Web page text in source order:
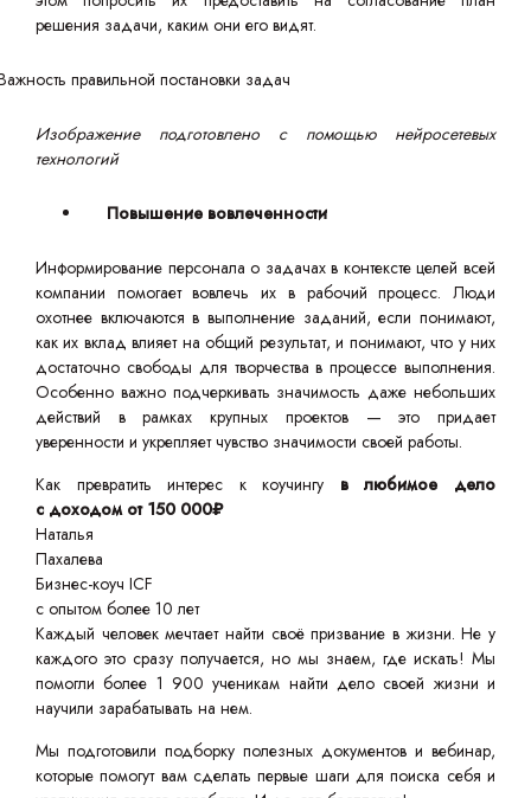
решения задачи, каким они его видят.
Изображение подготовлено с помощью нейросетевых
технологий
Повышение вовлеченности
Информирование персонала о задачах в контексте целей всей
компании помогает вовлечь их в рабочий процесс. Люди
охотнее включаются в выполнение заданий, если понимают,
как их вклад влияет на общий результат, и понимают, что у них
достаточно свободы для творчества в процессе выполнения.
Особенно важно подчеркивать значимость даже небольших
действий в рамках крупных проектов — это придает
уверенности и укрепляет чувство значимости своей работы.
Как превратить интерес к коучингу в любимое дело
с доходом от 150 000₽
Наталья
Пахалева
Бизнес-коуч ICF
с опытом более 10 лет
Каждый человек мечтает найти своё призвание в жизни. Не у
каждого это сразу получается, но мы знаем, где искать! Мы
помогли более 1 900 ученикам найти дело своей жизни и
научили зарабатывать на нем.
Мы подготовили подборку полезных документов и вебинар,
которые помогут вам сделать первые шаги для поиска себя и